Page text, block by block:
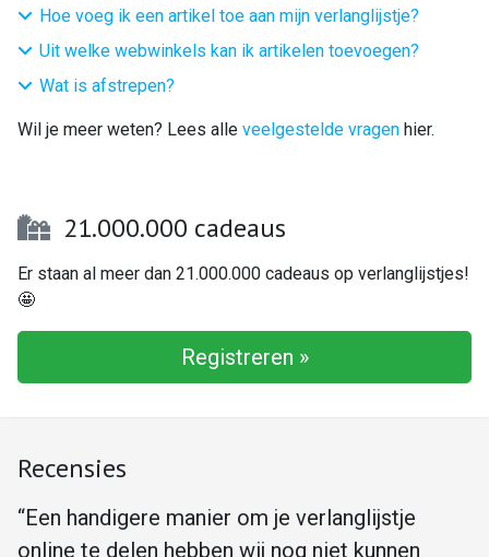
Hoe voeg ik een artikel toe aan mijn verlanglijstje?
Uit welke webwinkels kan ik artikelen toevoegen?
Wat is afstrepen?
Wil je meer weten? Lees alle veelgestelde vragen hier.
21.000.000 cadeaus
Er staan al meer dan 21.000.000 cadeaus op verlanglijstjes!
🤩
Registreren »
Recensies
“Een handigere manier om je verlanglijstje
online te delen hebben wij nog niet kunnen